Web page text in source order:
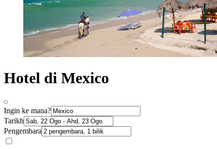
Hotel di Mexico
Ingin ke mana?
Tarikh
Pengembara